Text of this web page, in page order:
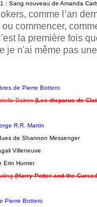
1 : Sang nouveau de Amanda
comme l’an
commencer,
la première fois
je n'ai même pas
de Pierre Bottero
Dabos (Les disparus de
R.R. Martin
de Shannon Messenger
Villeneuve
Erin Hunter
(Harry Potter and the
Pierre Bottero